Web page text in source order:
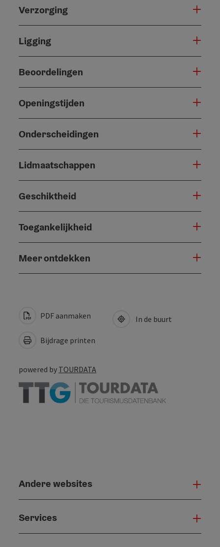
Verzorging
Ligging
Beoordelingen
Openingstijden
Onderscheidingen
Lidmaatschappen
Geschiktheid
Toegankelijkheid
Meer ontdekken
PDF aanmaken
Bijdrage printen
In de buurt
powered by TOURDATA
Andere websites
Services